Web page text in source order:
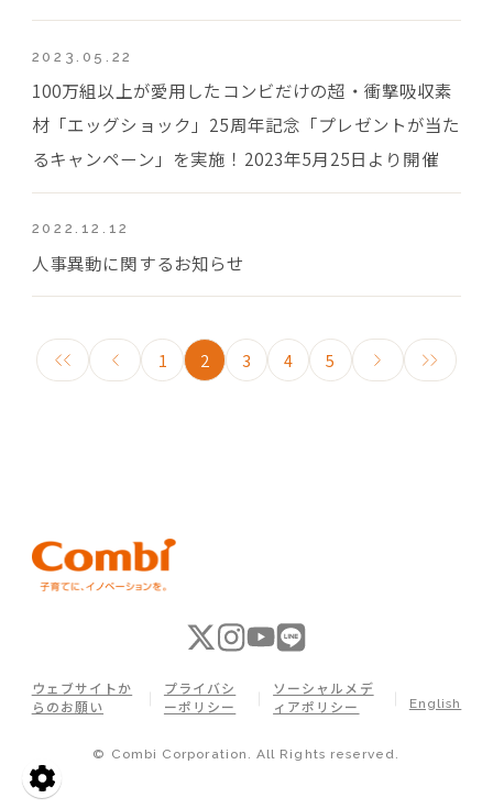
2023.05.22
100万組以上が愛用したコンビだけの超・衝撃吸収素
材「エッグショック」25周年記念「プレゼントが当た
るキャンペーン」を実施！2023年5月25日より開催
2022.12.12
人事異動に関するお知らせ
1 2 3 4 5
© Combi Corporation. All Rights reserved.
ウェブサイトか
らのお願い
プライバシ
ーポリシー
ソーシャルメデ
ィアポリシー
English